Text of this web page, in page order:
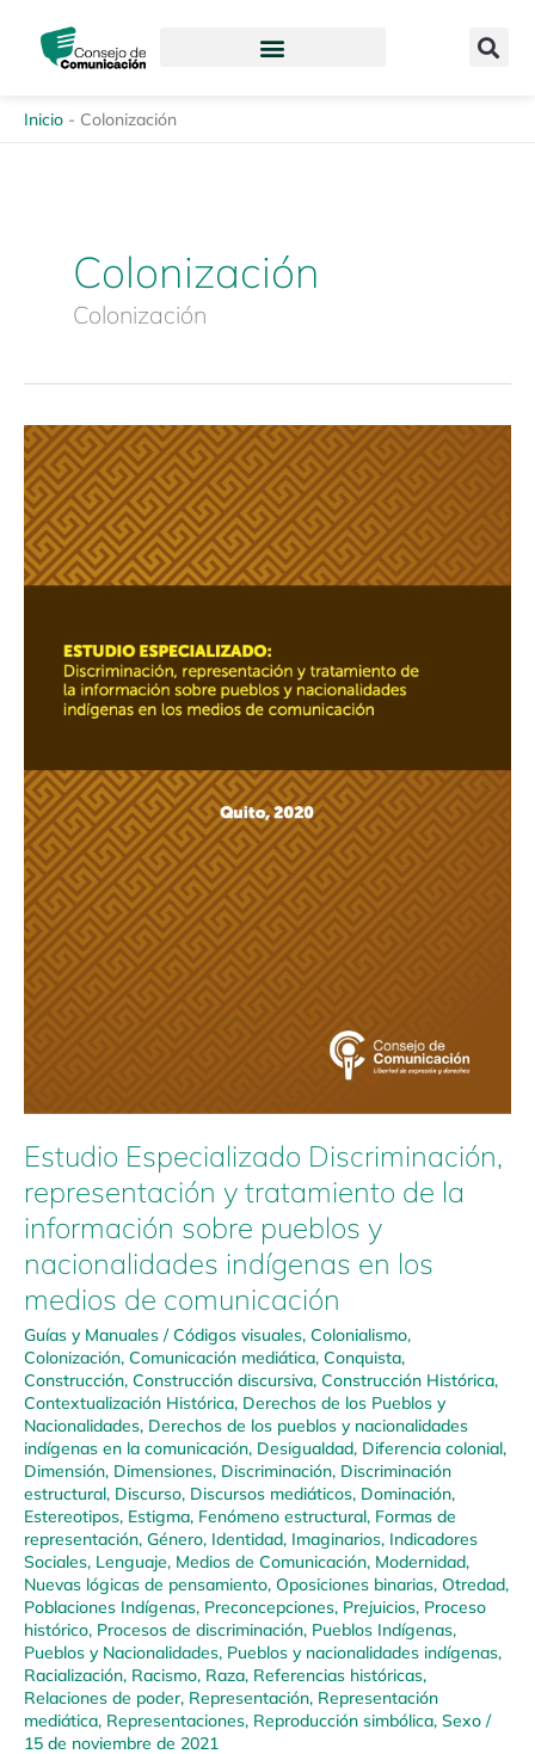
contenido
Inicio - Colonización
Colonización
Colonización
Estudio Especializado Discriminación,
representación y tratamiento de la
información sobre pueblos y
nacionalidades indígenas en los
medios de comunicación
Guías y Manuales /Códigos visuales, Colonialismo,
Colonización, Comunicación mediática, Conquista,
Construcción, Construcción discursiva, Construcción Histórica,
Contextualización Histórica, Derechos de los Pueblos y
Nacionalidades, Derechos de los pueblos y nacionalidades
indígenas en la comunicación, Desigualdad, Diferencia colonial,
Dimensión, Dimensiones, Discriminación, Discriminación
estructural, Discurso, Discursos mediáticos, Dominación,
Estereotipos, Estigma, Fenómeno estructural, Formas de
representación, Género, Identidad, Imaginarios, Indicadores
Sociales, Lenguaje, Medios de Comunicación, Modernidad,
Nuevas lógicas de pensamiento, Oposiciones binarias, Otredad,
Poblaciones Indígenas, Preconcepciones, Prejuicios, Proceso
histórico, Procesos de discriminación, Pueblos Indígenas,
Pueblos y Nacionalidades, Pueblos y nacionalidades indígenas,
Racialización, Racismo, Raza, Referencias históricas,
Relaciones de poder, Representación, Representación
mediática, Representaciones, Reproducción simbólica, Sexo /
15 de noviembre de 2021
Estudio
Especializado
Discriminación,
representación
y
tratamiento
información
sobre
pueblos
indígenas
en
los
medios
de
comunicación